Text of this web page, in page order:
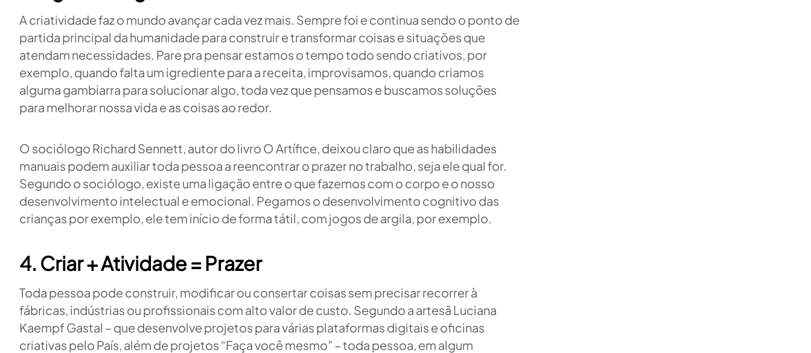
A criatividade faz o mundo avançar cada vez mais. Sempre foi e continua sendo o ponto de
partida principal da humanidade para construir e transformar coisas e situações que
atendam necessidades. Pare pra pensar estamos o tempo todo sendo criativos, por
exemplo, quando falta um igrediente para a receita, improvisamos, quando criamos
alguma gambiarra para solucionar algo, toda vez que pensamos e buscamos soluções
para melhorar nossa vida e as coisas ao redor.
O sociólogo Richard Sennett, autor do livro O Artífice, deixou claro que as habilidades
manuais podem auxiliar toda pessoa a reencontrar o prazer no trabalho, seja ele qual for.
Segundo o sociólogo, existe uma ligação entre o que fazemos com o corpo e o nosso
desenvolvimento intelectual e emocional. Pegamos o desenvolvimento cognitivo das
crianças por exemplo, ele tem início de forma tátil, com jogos de argila, por exemplo.
4. Criar + Atividade = Prazer
Toda pessoa pode construir, modificar ou consertar coisas sem precisar recorrer à
fábricas, indústrias ou profissionais com alto valor de custo. Segundo a artesã Luciana
Kaempf Gastal – que desenvolve projetos para várias plataformas digitais e oficinas
criativas pelo País, além de projetos “Faça você mesmo” – toda pessoa, em algum